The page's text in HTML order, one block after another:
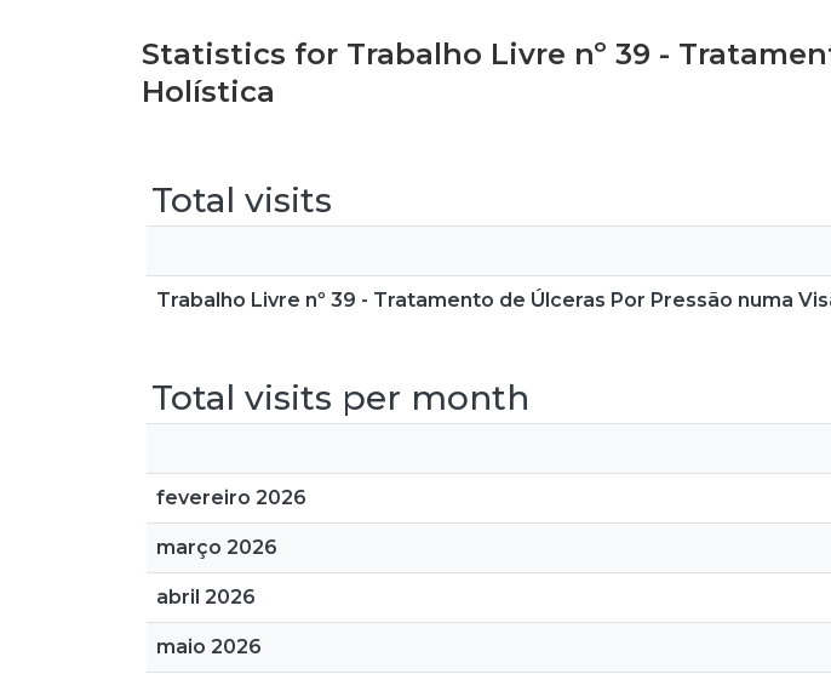
Statistics for Trabalho Livre nº 39 -
Holística
Total visits
Trabalho Livre nº 39 - Tratamento de Úlceras Por Pressão numa
Total visits per month
fevereiro 2026
março 2026
abril 2026
maio 2026